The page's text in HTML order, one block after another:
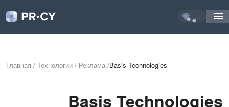
...
Главная / Технологии / Реклама /Basis Technologies
Basis Technologies